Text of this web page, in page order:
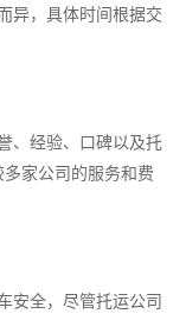
异，具体时间根据交
、经验、口碑以及托
家公司的服务和费
安全，尽管托运公司